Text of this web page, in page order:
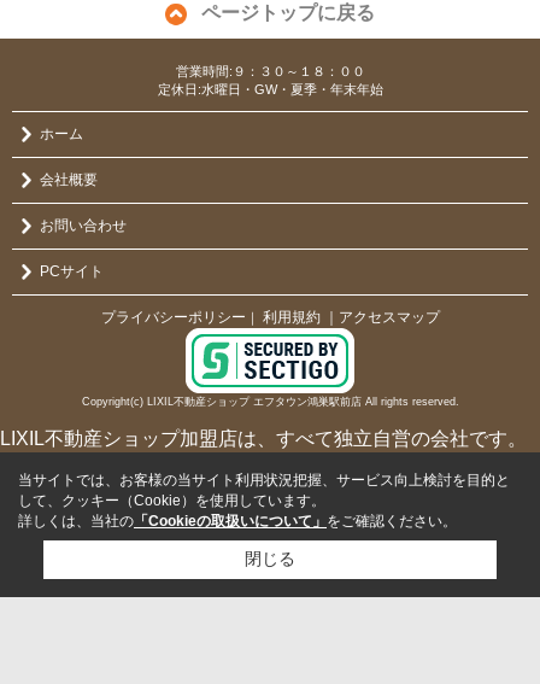
ページトップに戻る
営業時間:９：３０～１８：００
定休日:水曜日・GW・夏季・年末年始
ホーム
会社概要
お問い合わせ
PCサイト
プライバシーポリシー ｜ 利用規約 ｜アクセスマップ
Copyright(c) LIXIL不動産ショップ エフタウン鴻巣駅前店 All rights reserved.
LIXIL不動産ショップ加盟店は、すべて独立自営の会社です。
当サイトでは、お客様の当サイト利用状況把握、サービス向上検討を目的と
して、クッキー（Cookie）を使用しています。
詳しくは、当社の 「Cookieの取扱いについて」 をご確認ください。
閉じる